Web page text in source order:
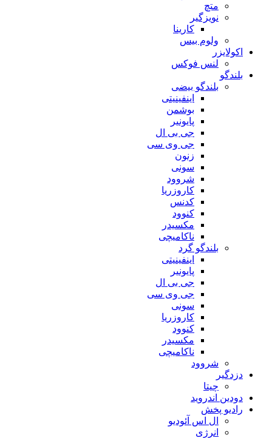
متچ
نویزگیر
کارینا
ولوم بیس
اکولایزر
لنس فوکس
بلندگو
بلندگو بیضی
اینفینیتی
بوشمن
پایونیر
جی بی ال
جی وی سی
زنون
سونی
شروود
کاروزریا
کدنس
کنوود
مکسیدر
ناکامیچی
بلندگو گرد
اینفینیتی
پایونیر
جی بی ال
جی وی سی
سونی
کاروزریا
کنوود
مکسیدر
ناکامیچی
شروود
دزدگیر
چیتا
دودین اندروید
رادیو پخش
ال اس آئودیو
انرژی